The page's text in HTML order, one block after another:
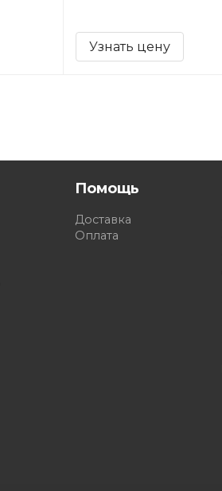
Узнать цену
Помощь
Доставка
Оплата